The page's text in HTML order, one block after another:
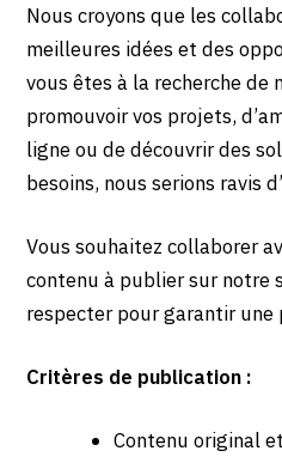
Nous croyons que les
meilleures idées et des
vous êtes à la recherche de
promouvoir vos projets,
ligne ou de découvrir des
besoins, nous serions ravis
Vous souhaitez collaborer
contenu à publier sur notre
respecter pour garantir
Critères de publication :
Contenu original